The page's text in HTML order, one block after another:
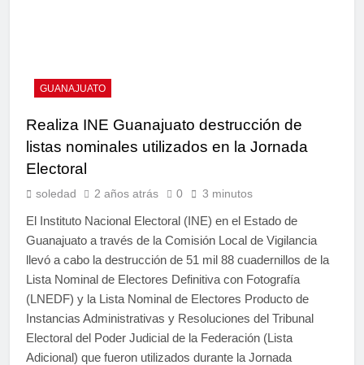
GUANAJUATO
Realiza INE Guanajuato destrucción de
listas nominales utilizados en la Jornada
Electoral
soledad 2 años atrás 0 3 minutos
El Instituto Nacional Electoral (INE) en el Estado de
Guanajuato a través de la Comisión Local de Vigilancia
llevó a cabo la destrucción de 51 mil 88 cuadernillos de la
Lista Nominal de Electores Definitiva con Fotografía
(LNEDF) y la Lista Nominal de Electores Producto de
Instancias Administrativas y Resoluciones del Tribunal
Electoral del Poder Judicial de la Federación (Lista
Adicional) que fueron utilizados durante la Jornada